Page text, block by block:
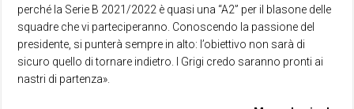
perché la Serie B 2021/2022 è quasi una “A2” per il blasone delle
squadre che vi parteciperanno. Conoscendo la passione del
presidente, si punterà sempre in alto: l’obiettivo non sarà di
sicuro quello di tornare indietro. I Grigi credo saranno pronti ai
nastri di partenza».